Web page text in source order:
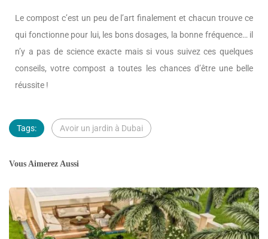
Le compost c’est un peu de l’art finalement et chacun trouve ce
qui fonctionne pour lui, les bons dosages, la bonne fréquence… il
n’y a pas de science exacte mais si vous suivez ces quelques
conseils, votre compost a toutes les chances d’être une belle
réussite !
Tags: Avoir un jardin à Dubai
Vous Aimerez Aussi